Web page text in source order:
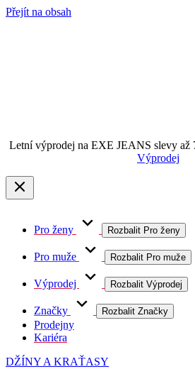
Přejít na obsah
Letní výprodej na EXE JEANS slevy až
Výprodej
Pro ženy Rozbalit Pro ženy
Pro muže Rozbalit Pro muže
Výprodej Rozbalit Výprodej
Značky Rozbalit Značky
Prodejny
Kariéra
DŽÍNY A KRAŤASY